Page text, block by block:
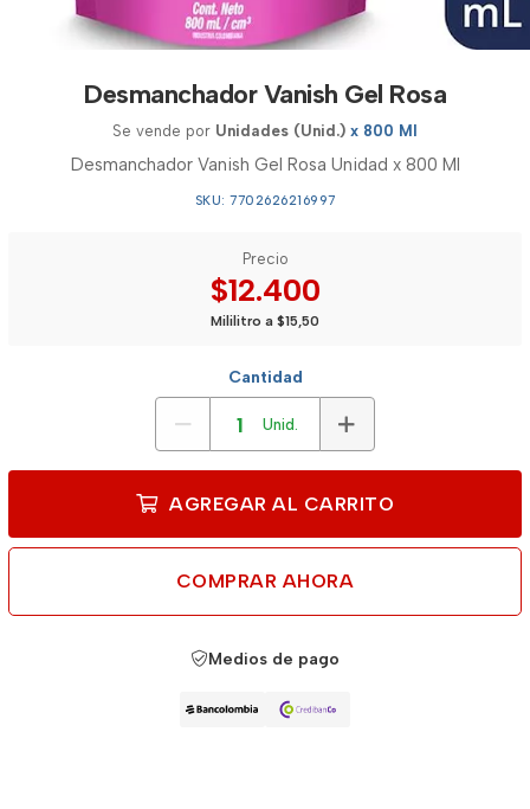
Desmanchador Vanish Gel Rosa
Se vende por Unidades (Unid.) x 800 Ml
Desmanchador Vanish Gel Rosa Unidad x 800 Ml
SKU: 7702626216997
Precio
$12.400
Mililitro a $15,50
Cantidad
Unid.
AGREGAR AL CARRITO
COMPRAR AHORA
Medios de pago